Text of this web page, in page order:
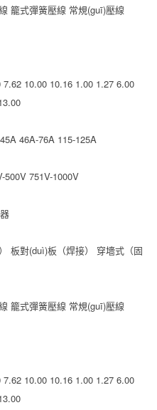
籠式彈簧壓線 常規(guī)壓線
7.62 10.00 10.16 1.00 1.27 6.00
46A-76A 115-125A
500V 751V-1000V
板對(duì)板（焊接）
穿墻式（固
籠式彈簧壓線 常規(guī)壓線
7.62 10.00 10.16 1.00 1.27 6.00